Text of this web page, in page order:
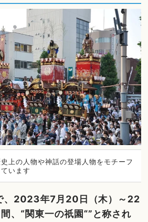
上の人物や神話の登場人物をモチーフ
います
、2023年7月20日（木）～22
、“関東一の祇園“”と称され